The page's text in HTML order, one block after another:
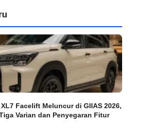
Facelift Meluncur di GIIAS 2026,
Varian dan Penyegaran Fitur